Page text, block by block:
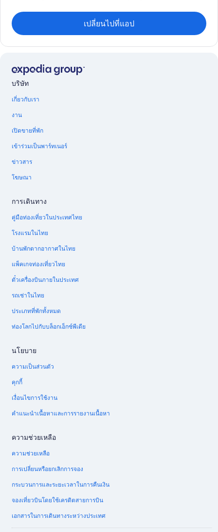
เปลี่ยนไปที่แอป
บริษัท
เกี่ยวกับเรา
งาน
เปิดขายที่พัก
เข้าร่วมเป็นพาร์ทเนอร์
ข่าวสาร
โฆษณา
การเดินทาง
คู่มือท่องเที่ยวในประเทศไทย
โรงแรมในไทย
บ้านพักตากอากาศในไทย
แพ็คเกจท่องเที่ยวไทย
ตั๋วเครื่องบินภายในประเทศ
รถเช่าในไทย
ประเภทที่พักทั้งหมด
ท่องโลกไปกับบล็อกเอ็กซ์พีเดีย
นโยบาย
ความเป็นส่วนตัว
คุกกี้
เงื่อนไขการใช้งาน
คำแนะนำเนื้อหาและการรายงานเนื้อหา
ความช่วยเหลือ
ความช่วยเหลือ
การเปลี่ยนหรือยกเลิกการจอง
กระบวนการและระยะเวลาในการคืนเงิน
จองเที่ยวบินโดยใช้เครดิตสายการบิน
เอกสารในการเดินทางระหว่างประเทศ